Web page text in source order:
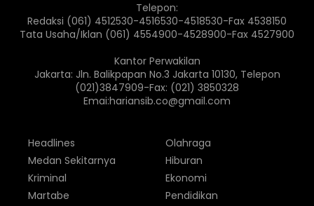
Telepon:
Redaksi (061) 4512530-4516530-4518530-Fax 4538150
Tata Usaha/Iklan (061) 4554900-4528900-Fax 4527900
Kantor Perwakilan
Jakarta: Jln. Balikpapan No.3 Jakarta 10130, Telepon
(021)3847909-Fax: (021) 3850328
Emai:hariansib.co@gmail.com
Headlines
Medan Sekitarnya
Kriminal
Martabe
Olahraga
Hiburan
Ekonomi
Pendidikan